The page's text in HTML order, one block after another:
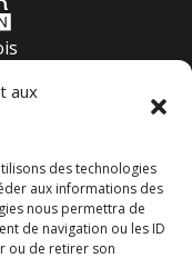
aux
des technologies
aux informations des
nous permettra de
de navigation ou les ID
ou de retirer son